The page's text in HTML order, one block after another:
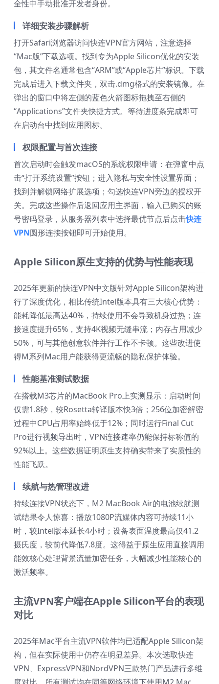
全性中手动批准开发者身份。
详细安装步骤解析
打开Safari浏览器访问快连VPN官方网站，注意选择
“Mac版”下载选项。找到专为Apple Silicon优化的安装
包，其文件名通常包含“ARM”或“Apple芯片”标识。下载
完成后进入下载文件夹，双击.dmg格式的安装镜像。在
弹出的窗口中将左侧的蓝色火箭图标拖拽至右侧的
“Applications”文件夹快捷方式。等待进度条完成即可
在启动台中找到应用图标。
权限配置与首次连接
首次启动时会触发macOS的系统权限申请：在弹窗中点
击“打开系统设置”按钮；进入隐私与安全性设置界面；
找到并解锁网络扩展选项；勾选快连VPN旁边的授权开
关。完成这些操作后返回应用主界面，输入已购买的账
号密码登录，从服务器列表中选择最优节点后点击快连
VPN圆形连接按钮即可开始使用。
Apple Silicon原生支持的优势与性能表现
2025年更新的快连VPN中文版针对Apple Silicon架构进
行了深度优化，相比传统Intel版本具有三大核心优势：
能耗降低最高达40%，持续使用不会导致机身过热；连
接速度提升65%，支持4K视频无缝串流；内存占用减少
50%，可与其他创意软件并行工作不卡顿。这些改进使
得M系列Mac用户能获得更流畅的隐私保护体验。
性能基准测试数据
在搭载M3芯片的MacBook Pro上实测显示：启动时间
仅需1.8秒，较Rosetta转译版本快3倍；256位加密解密
过程中CPU占用率始终低于12%；同时运行Final Cut
Pro进行视频导出时，VPN连接速率仍能保持标称值的
92%以上。这些数据证明原生支持确实带来了实质性的
性能飞跃。
续航与热管理改进
持续连接VPN状态下，M2 MacBook Air的电池续航测
试结果令人惊喜：播放1080P流媒体内容可持续11小
时，较Intel版本延长4小时；设备表面温度最高仅41.2
摄氏度，较前代降低7.8度。这得益于原生应用直接调用
能效核心处理背景流量加密任务，大幅减少性能核心的
激活频率。
主流VPN客户端在Apple Silicon平台的表现
对比
2025年Mac平台主流VPN软件均已适配Apple Silicon架
构，但在实际使用中仍存在明显差异。本次选取快连
VPN、ExpressVPN和NordVPN三款热门产品进行多维